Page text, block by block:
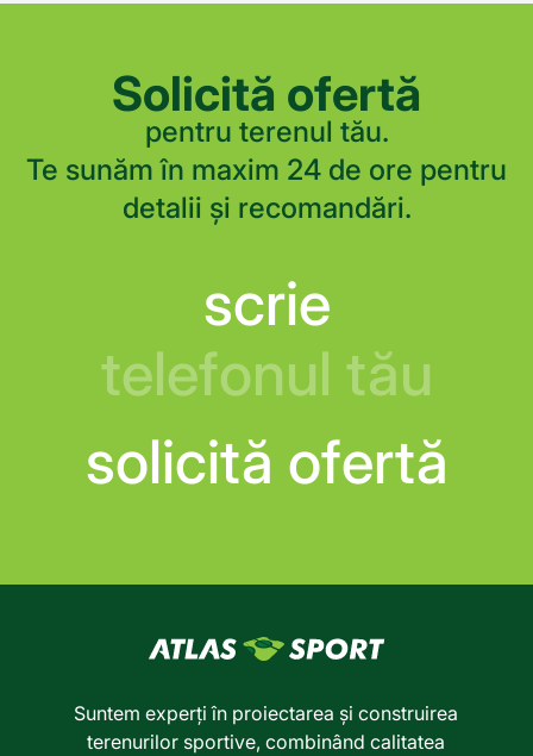
Solicită ofertă
pentru terenul tău.
Te sunăm în maxim 24 de ore pentru
detalii și recomandări.
scrie
Suntem experți în proiectarea și construirea
terenurilor sportive, combinând calitatea